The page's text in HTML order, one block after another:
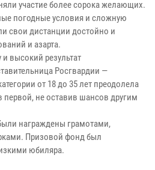
участие более сорока желающих.
погодные условия и сложную
свои дистанции достойно и
и азарта.
высокий результат
Росгвардии —
от 18 до 35 лет преодолела
не оставив шансов другим
награждены грамотами,
Призовой фонд был
юбиляра.